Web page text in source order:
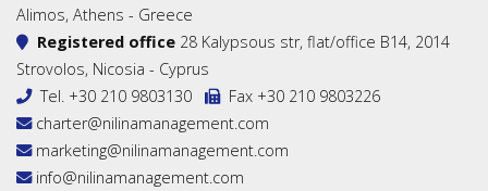
Alimos, Athens - Greece
Registered office 28 Kalypsous str, flat/office B14, 2014
Strovolos, Nicosia - Cyprus
Tel. +30 210 9803130
Fax +30 210 9803226
charter@nilinamanagement.com
marketing@nilinamanagement.com
info@nilinamanagement.com